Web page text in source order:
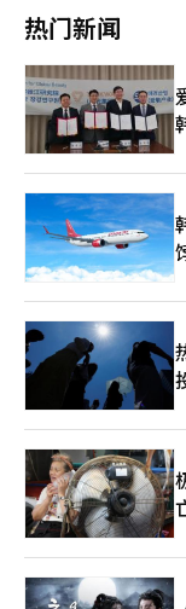
中国在朝鲜半岛问题
问题重新纳入中国中
所有场景都汇聚成一
秩序下开启？在这一
的国家？※ 本报道经
佛教和东亚共同体的
平衡哲学的文明圈，
是停留在过去情感上
东的日本首相高市早
件，而应成为韩日两
如今，世界正朝着
中心的供应链，而中
市场运作。然而，如
受害的只能是两国自
想。它应成为包括人
同研发（R&D）、未
联盟。 《周易》云
气，以及共同构建东
棘手的课题最终还是
无法抹去的。然而，
靠仇恨无法构建未来
息。”老子认为，柔
学，而是文明的哲
只有以慈悲解开。这
今仍适用于东北亚。
持。最终，理解、克
中也有这样的句子
让人遗忘，而是要超
复，而是和解与共存
非单靠国家力量形成
的美国正形成一种“
对而言，中国也不甘
但在数据规模、制造
已达到世界顶尖水
国的优势在于“速度
国则更接近于国家
国有企业和民营企业
业中展示的集中培
要的区别是数据。人
体。中国凭借世界最
此外，结合廉价的制
势。 而美国在创造
谷歌DeepMind和英
向。也就是说，目
在“智力”方面强，
市场成功实现技术自
计算体系限制中国人
是简单的关税谈判，
巨大谈判。 那么，韩
处于最微妙的位置。
竞争力仍然是世界顶
研究院和三星研究
消费市场。当时，美
纠正为名，中国则以
习以为常。 然而，仅
核心不再是“谁卖的
而AI与半导体正是这
代的半导体即是国力
自动驾驶、机器人、
下运作。尤其是英
国对中国施加的最强
H100和H200等高端
备和软件的管控。同
一定程度上参与了美
巨大压力。 然而，中
开发、自主GPU生态
培育正在同步进行。
球产业界造成了不小
限的情况下，通过自
性能。这打破了“没
这使得美国的忧虑加
能占据优势，但从长
上，历史上技术封锁
京会谈中，两国小心
美国在警惕中国的军
去中国市场。英伟达
最大市场之一。反之
热门新闻